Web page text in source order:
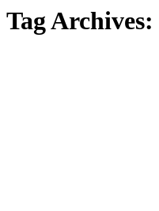
Tag Archives: